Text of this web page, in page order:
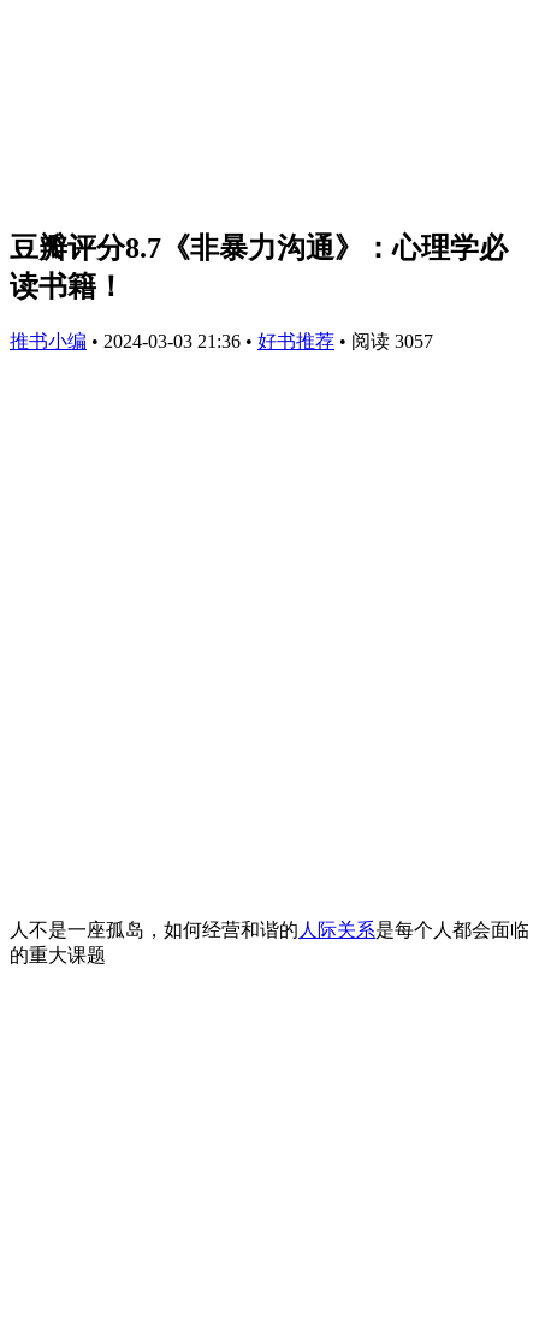
豆瓣评分8.7《非暴力沟通》：心理学必
读书籍！
推书小编 • 2024-03-03 21:36 • 好书推荐 • 阅读 3057
人不是一座孤岛，如何经营和谐的 人际关系是每个人都会面临
的重大课题